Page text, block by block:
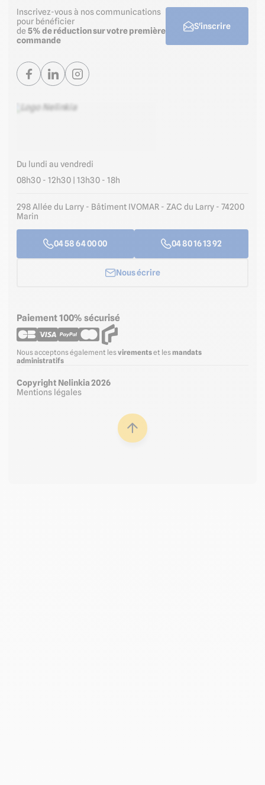
Du lundi au vendredi
08h30 - 12h30 | 13h30 - 18h
298 Allée du Larry - Bâtiment IVOMAR - ZAC du Larry - 74200
Marin
04 58 64 00 00 04 80 16 13 92
Nous écrire
Inscrivez-vous à nos communications
pour bénéficier
de 5% de réduction sur votre première
commande
S'inscrire
Paiement 100% sécurisé
Nous acceptons également lesvirementset les mandats
administratifs
Copyright Nelinkia 2026
Mentions légales